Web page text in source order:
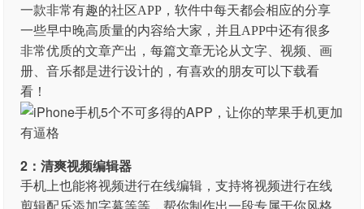
一款非常有趣的社区APP，软件中每天都会相应的分享
一些早中晚高质量的内容给大家，并且APP中还有很多
非常优质的文章产出，每篇文章无论从文字、视频、画
册、音乐都是进行设计的，有喜欢的朋友可以下载看
看！
2：清爽视频编辑器
手机上也能将视频进行在线编辑，支持将视频进行在线
剪辑配乐添加字幕等等，帮你制作出一段专属于你风格